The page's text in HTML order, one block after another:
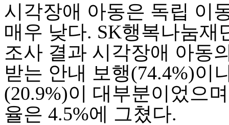
시각장애 아동은 독립 이
매우 낮다. SK행복나눔
조사 결과 시각장애 아동
받는 안내 보행(74.4%)이
(20.9%)이 대부분이었으
율은 4.5%에 그쳤다.